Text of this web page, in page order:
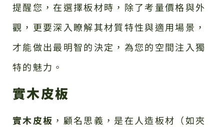
提醒您，在選擇板材時，除了考量價格與外
觀，更要深入瞭解其材質特性與適用場景，
才能做出最明智的決定，為您的空間注入獨
特的魅力。
實木皮板
實木皮板 ，顧名思義，是在人造板材（如夾